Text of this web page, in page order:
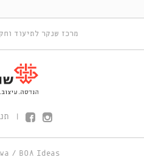
מרכז שנקר לתיעוד
/ BOA Ideas